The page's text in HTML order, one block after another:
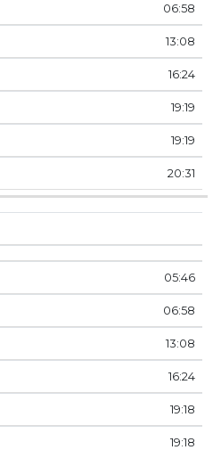
06:58
13:08
16:24
19:19
19:19
20:31
05:46
06:58
13:08
16:24
19:18
19:18